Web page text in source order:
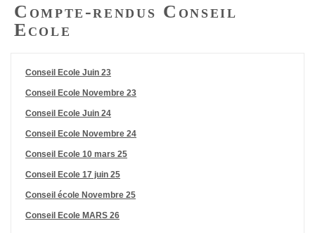
Compte-rendus Conseil
Ecole
Conseil Ecole Juin 23
Conseil Ecole Novembre 23
Conseil Ecole Juin 24
Conseil Ecole Novembre 24
Conseil Ecole 10 mars 25
Conseil Ecole 17 juin 25
Conseil école Novembre 25
Conseil Ecole MARS 26